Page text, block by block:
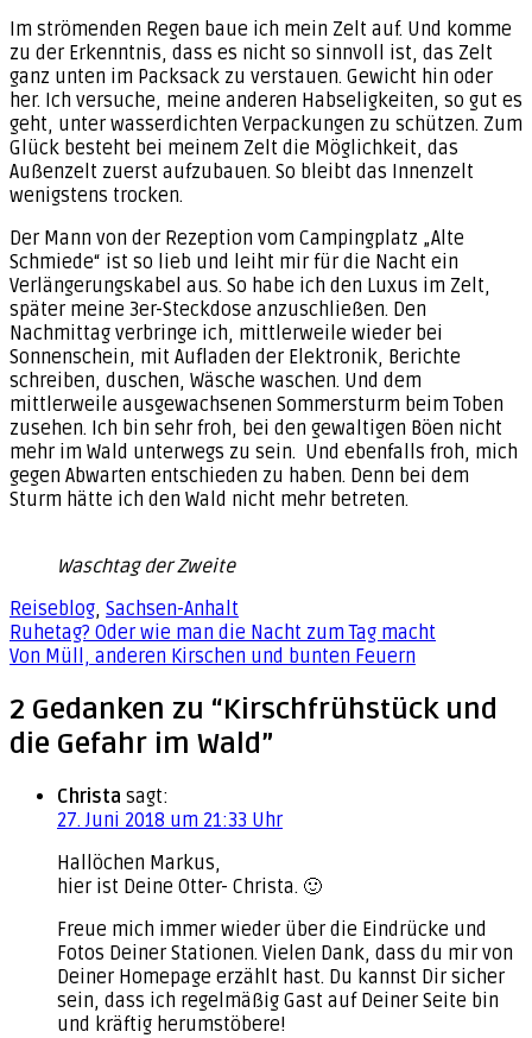
Im strömenden Regen baue ich mein Zelt auf. Und komme
zu der Erkenntnis, dass es nicht so sinnvoll ist, das Zelt
ganz unten im Packsack zu verstauen. Gewicht hin oder
her. Ich versuche, meine anderen Habseligkeiten, so gut es
geht, unter wasserdichten Verpackungen zu schützen. Zum
Glück besteht bei meinem Zelt die Möglichkeit, das
Außenzelt zuerst aufzubauen. So bleibt das Innenzelt
wenigstens trocken.
Der Mann von der Rezeption vom Campingplatz „Alte
Schmiede“ ist so lieb und leiht mir für die Nacht ein
Verlängerungskabel aus. So habe ich den Luxus im Zelt,
später meine 3er-Steckdose anzuschließen. Den
Nachmittag verbringe ich, mittlerweile wieder bei
Sonnenschein, mit Aufladen der Elektronik, Berichte
schreiben, duschen, Wäsche waschen. Und dem
mittlerweile ausgewachsenen Sommersturm beim Toben
zusehen. Ich bin sehr froh, bei den gewaltigen Böen nicht
mehr im Wald unterwegs zu sein. Und ebenfalls froh, mich
gegen Abwarten entschieden zu haben. Denn bei dem
Sturm hätte ich den Wald nicht mehr betreten.
Waschtag der Zweite
Reiseblog, Sachsen-Anhalt
Beitragsnavigation
Ruhetag? Oder wie man die Nacht zum Tag macht
Von Müll, anderen Kirschen und bunten Feuern
2 Gedanken zu “Kirschfrühstück und
die Gefahr im Wald”
Christa sagt:
27. Juni 2018 um 21:33 Uhr
Hallöchen Markus,
hier ist Deine Otter- Christa. 🙂
Freue mich immer wieder über die Eindrücke und
Fotos Deiner Stationen. Vielen Dank, dass du mir von
Deiner Homepage erzählt hast. Du kannst Dir sicher
sein, dass ich regelmäßig Gast auf Deiner Seite bin
und kräftig herumstöbere!